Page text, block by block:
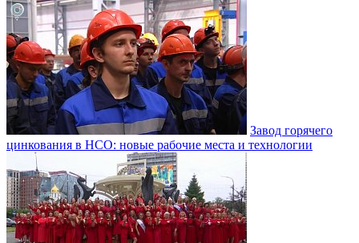
Завод горячего
цинкования в НСО: новые рабочие места и технологии